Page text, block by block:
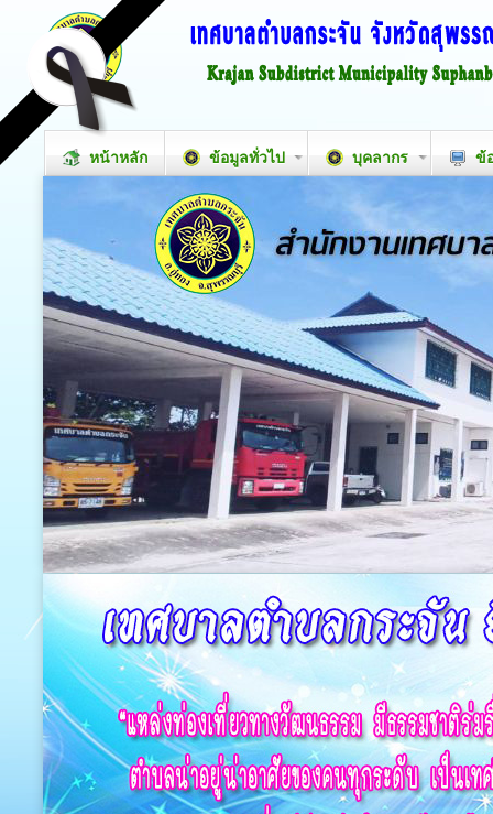
หน้าหลัก ข้อมูลทั่วไป บุคลากร ข้